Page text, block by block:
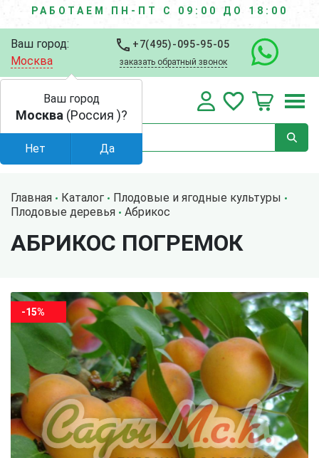
РАБОТАЕМ ПН-ПТ С 09:00 ДО 18:00
Ваш город:
Москва
+7(495)-095-95-05
заказать обратный звонок
Главная Каталог
Плодовые и ягодные культуры
Плодовые деревья
Абрикос
АБРИКОС ПОГРЕМОК
-15%
Ваш город
Москва (Россия )?
Нет Да